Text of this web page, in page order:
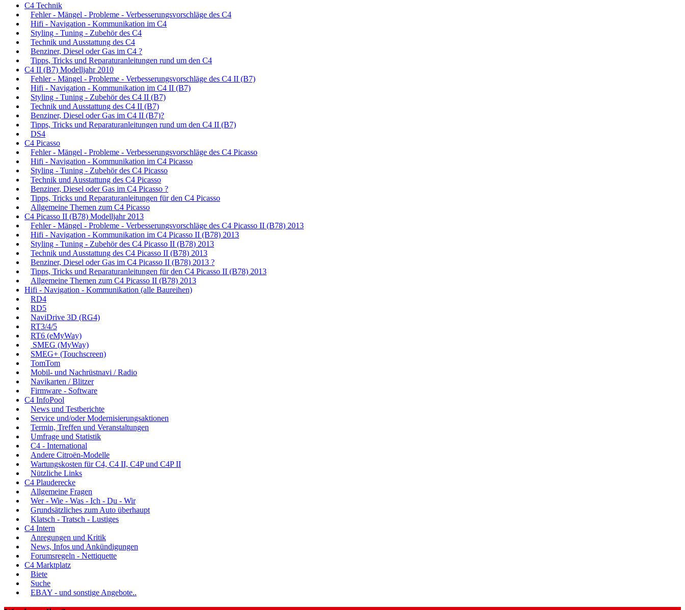
C4 Technik
Fehler - Mängel - Probleme - Verbesserungsvorschläge des C4
Hifi - Navigation - Kommunikation im C4
Styling - Tuning - Zubehör des C4
Technik und Ausstattung des C4
Benziner, Diesel oder Gas im C4 ?
Tipps, Tricks und Reparaturanleitungen rund um den C4
C4 II (B7) Modelljahr 2010
Fehler - Mängel - Probleme - Verbesserungsvorschläge des C4 II (B7)
Hifi - Navigation - Kommunikation im C4 II (B7)
Styling - Tuning - Zubehör des C4 II (B7)
Technik und Ausstattung des C4 II (B7)
Benziner, Diesel oder Gas im C4 II (B7)?
Tipps, Tricks und Reparaturanleitungen rund um den C4 II (B7)
DS4
C4 Picasso
Fehler - Mängel - Probleme - Verbesserungsvorschläge des C4 Picasso
Hifi - Navigation - Kommunikation im C4 Picasso
Styling - Tuning - Zubehör des C4 Picasso
Technik und Ausstattung des C4 Picasso
Benziner, Diesel oder Gas im C4 Picasso ?
Tipps, Tricks und Reparaturanleitungen für den C4 Picasso
Allgemeine Themen zum C4 Picasso
C4 Picasso II (B78) Modelljahr 2013
Fehler - Mängel - Probleme - Verbesserungsvorschläge des C4 Picasso II (B78) 2013
Hifi - Navigation - Kommunikation im C4 Picasso II (B78) 2013
Styling - Tuning - Zubehör des C4 Picasso II (B78) 2013
Technik und Ausstattung des C4 Picasso II (B78) 2013
Benziner, Diesel oder Gas im C4 Picasso II (B78) 2013 ?
Tipps, Tricks und Reparaturanleitungen für den C4 Picasso II (B78) 2013
Allgemeine Themen zum C4 Picasso II (B78) 2013
Hifi - Navigation - Kommunikation (alle Baureihen)
RD4
RD5
NaviDrive 3D (RG4)
RT3/4/5
RT6 (eMyWay)
SMEG (MyWay)
SMEG+ (Touchscreen)
TomTom
Mobil- und Nachrüstnavi / Radio
Navikarten / Blitzer
Firmware - Software
C4 InfoPool
News und Testberichte
Service und/oder Modernisierungsaktionen
Termin, Treffen und Veranstaltungen
Umfrage und Statistik
C4 - International
Andere Citroën-Modelle
Wartungskosten für C4, C4 II, C4P und C4P II
Nützliche Links
C4 Plauderecke
Allgemeine Fragen
Wer - Wie - Was - Ich - Du - Wir
Grundsätzliches zum Auto überhaupt
Klatsch - Tratsch - Lustiges
C4 Intern
Anregungen und Kritik
News, Infos und Ankündigungen
Forumsregeln - Nettiquette
C4 Marktplatz
Biete
Suche
EBAY - und sonstige Angebote..